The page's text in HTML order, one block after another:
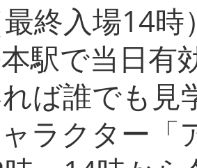
終入場14
駅で当日有
ば誰でも
ラクター